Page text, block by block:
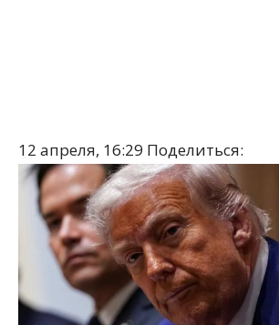
12 апреля, 16:29 Поделиться: